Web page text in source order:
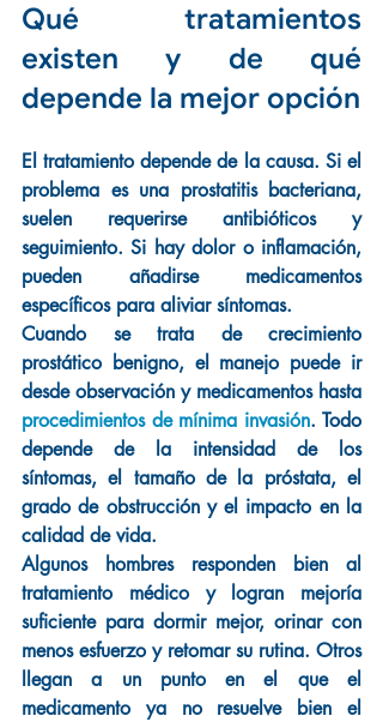
Qué tratamientos
existen y de qué
depende la mejor opción
El tratamiento depende de la causa. Si el
problema es una prostatitis bacteriana,
suelen requerirse antibióticos y
seguimiento. Si hay dolor o inflamación,
pueden añadirse medicamentos
específicos para aliviar síntomas.
Cuando se trata de crecimiento
prostático benigno, el manejo puede ir
procedimientos de mínima invasión. Todo
depende de la intensidad de los
síntomas, el tamaño de la próstata, el
grado de obstrucción y el impacto en la
calidad de vida.
Algunos hombres responden bien al
tratamiento médico y logran mejoría
suficiente para dormir mejor, orinar con
menos esfuerzo y retomar su rutina. Otros
llegan a un punto en el que el
medicamento ya no resuelve bien el